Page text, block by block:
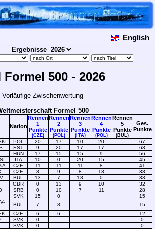
English
Ergebnisse
Formel 500 - 2026
Vorläufige Zwischenwertung
Formel 500
Nation
Rennen
1
Punkte
(CZE)
Rennen
2
Punkte
(POL)
Rennen
3
Punkte
(ITA)
Rennen
4
Punkte
(POL)
Rennen
5
Punkte
(BUL)
Ges.
Punkte
POL 20 17 10 20
67
EST 9 20 17 17
63
HUN 17 15 15 9
56
ITA 10 0 20 15
45
CZE 11 11 11 8
41
CZE 8 9 8 13
38
BUL 13 7 13 0
33
GBR 0 13 9 10
32
SRB 0 10 7 11
28
SVK 15 0
15
BUL 7 8
15
CZE 6 6
12
SVK 0
0
SVK 0 0